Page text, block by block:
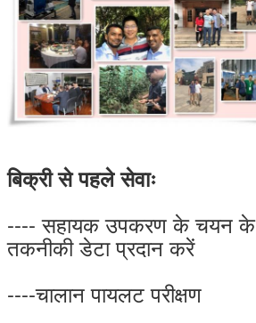
बिक्री से पहले सेवाः
---- सहायक उपकरण के चयन के
तकनीकी डेटा प्रदान करें
----चालान पायलट परीक्षण